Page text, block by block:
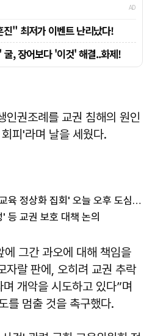
인권조례를 교권 침해의 원인
피'라며 날을 세웠다.
'숨진 신규 교사 추모, 공교육 정상화 집회' 오늘 오후 도심 집회
등 교권 보호 대책 논의
에 그간 과오에 대해 책임을
자랄 판에, 오히려 교권 추락
개악을 시도하고 있다”며
를 멈출 것을 촉구했다.